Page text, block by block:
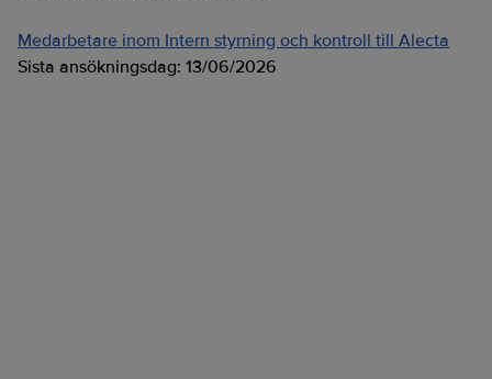
Medarbetare inom Intern styrning och kontroll till Alecta
Sista ansökningsdag: 13/06/2026